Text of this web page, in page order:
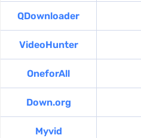
QDownloader
VideoHunter
OneforAll
Down.org
Myvid